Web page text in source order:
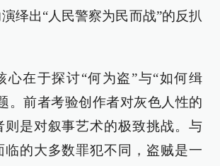
绎出“人民警察为民而战”的反扒
心在于探讨“何为盗”与“如何缉
。前者考验创作者对灰色人性的
则是对叙事艺术的极致挑战。与
临的大多数罪犯不同，盗贼是一